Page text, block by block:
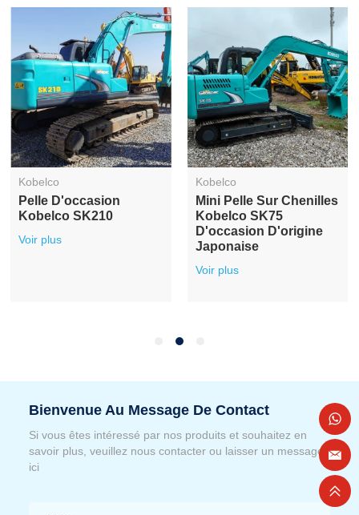
Kobelco
99%news Machines De
Terrassement
Chenilles Kobelco
Kobelco
Pelle Hydraulique Sur
Chenilles Kobelco
SK140 D'occasion De
2023 Ans À Vendre
Voir plus
Bienvenue Au Message De Contact
Si vous êtes intéressé par nos produits et souhaitez en
savoir plus, veuillez nous contacter ou laisser un message
ici